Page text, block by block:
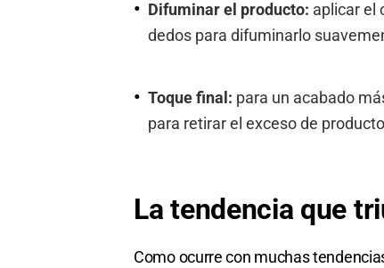
Difuminar el producto: aplicar el
dedos para difuminarlo
Toque final: para un acabado
para retirar el exceso de
La tendencia que
Como ocurre con muchas